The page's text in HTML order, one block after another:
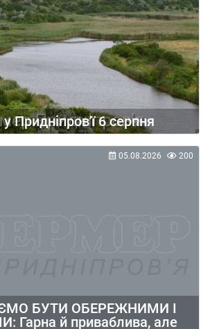
Придніпров'ї 6 серпня
БУТИ ОБЕРЕЖНИМИ І
Гарна й приваблива, але
05.08.2026 200